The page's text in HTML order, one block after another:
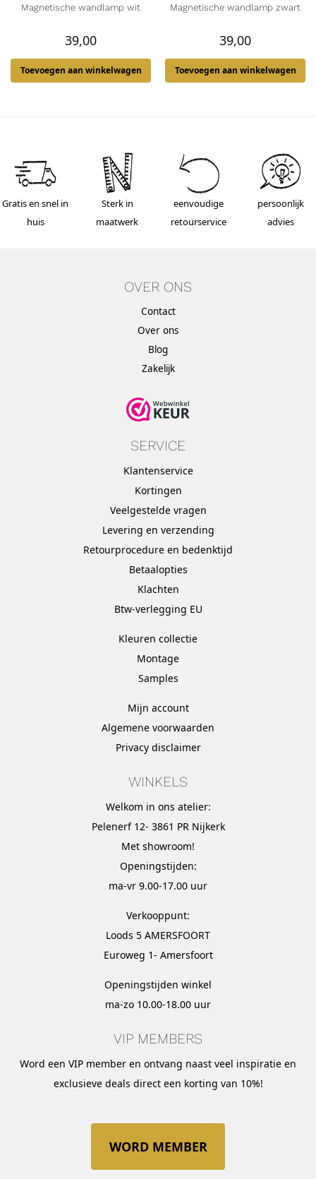
Magnetische wandlamp wit
39,00
Toevoegen aan winkelwagen
Magnetische wandlamp zwart
39,00
Toevoegen aan winkelwagen
Gratis en snel in
huis
Sterk in
maatwerk
eenvoudige
retourservice
persoonlijk
advies
OVER ONS
Contact
Over ons
Blog
Zakelijk
SERVICE
Klantenservice
Kortingen
Veelgestelde vragen
Levering en verzending
Retourprocedure en bedenktijd
Betaalopties
Klachten
Btw-verlegging EU
Kleuren collectie
Montage
Samples
Mijn account
Algemene voorwaarden
Privacy disclaimer
WINKELS
Welkom in ons atelier:
Pelenerf 12- 3861 PR Nijkerk
Met showroom!
Openingstijden:
ma-vr 9.00-17.00 uur
Verkooppunt:
Loods 5 AMERSFOORT
Euroweg 1- Amersfoort
Openingstijden winkel
ma-zo 10.00-18.00 uur
VIP MEMBERS
Word een VIP member en ontvang naast veel inspiratie en
exclusieve deals direct een korting van 10%!
WORD MEMBER